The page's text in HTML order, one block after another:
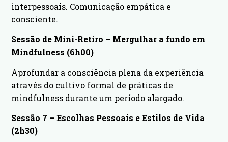
interpessoais. Comunicação empática e
consciente.
Sessão de Mini-Retiro – Mergulhar a fundo em
Mindfulness (6h00)
Aprofundar a consciência plena da experiência
através do cultivo formal de práticas de
mindfulness durante um período alargado.
Sessão 7 – Escolhas Pessoais e Estilos de Vida
(2h30)